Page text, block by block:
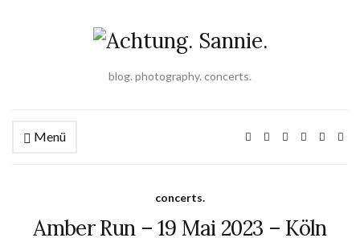
blog. photography. concerts.
Menü
concerts.
Amber Run – 19 Mai 2023 – Köln